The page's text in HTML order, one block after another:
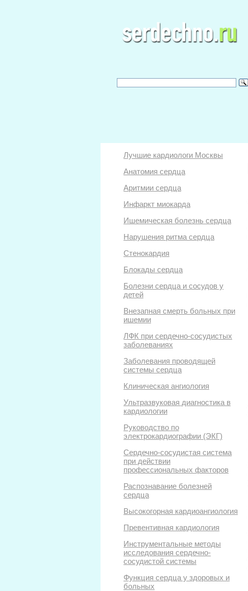
Лучшие кардиологи Москвы
Анатомия сердца
Аритмии сердца
Инфаркт миокарда
Ишемическая болезнь сердца
Нарушения ритма сердца
Стенокардия
Блокады сердца
Болезни сердца и сосудов у
детей
Внезапная смерть больных при
ишемии
ЛФК при сердечно-сосудистых
заболеваниях
Заболевания проводящей
системы сердца
Клиническая ангиология
Ультразвуковая диагностика в
кардиологии
Руководство по
электрокардиографии (ЭКГ)
Сердечно-сосудистая система
при действии
профессиональных факторов
Распознавание болезней
сердца
Высокогорная кардиоангиология
Превентивная кардиология
Инструментальные методы
исследования сердечно-
сосудистой системы
Функция сердца у здоровых и
больных